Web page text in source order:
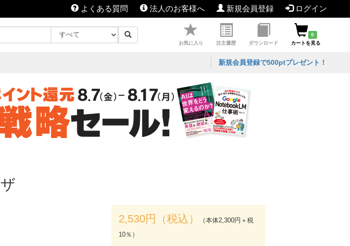
よくある質問 法人のお客様へ 新規会員登録 ログイン
お気に入り 注文履歴 ダウンロード
0
カートを見る
新規会員登録で500ptプレゼント！
2,530円（税込）
（本体2,300円＋税
10％）